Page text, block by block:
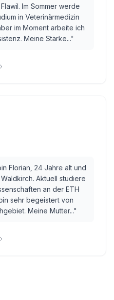
Im Sommer werde
in Veterinärmedizin
im Moment arbeite ich
Meine Stärke..."
Florian, 24 Jahre alt und
Aktuell studiere
an der ETH
sehr begeistert von
Meine Mutter..."